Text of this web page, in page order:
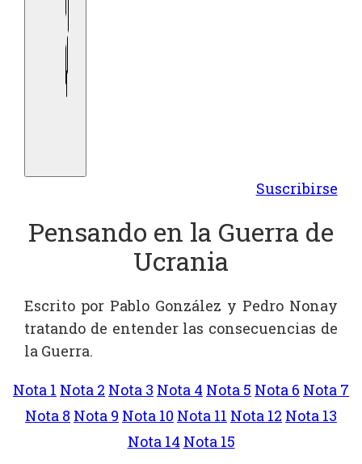
Suscribirse
Pensando en la Guerra de
Ucrania
Escrito por Pablo González y Pedro Nonay
tratando de entender las consecuencias de
la Guerra.
Nota 1 Nota 2 Nota 3 Nota 4 Nota 5 Nota 6 Nota 7
Nota 8 Nota 9 Nota 10 Nota 11 Nota 12 Nota 13
Nota 14 Nota 15